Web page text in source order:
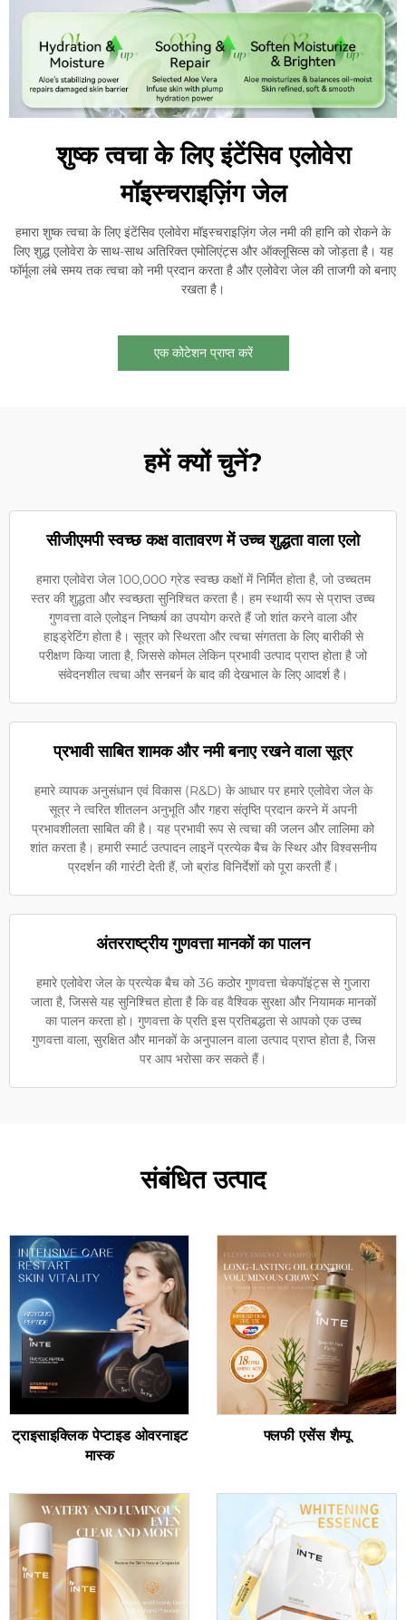
शुष्क त्वचा के लिए इंटेंसिव एलोवेरा
मॉइस्चराइज़िंग जेल
हमारा शुष्क त्वचा के लिए इंटेंसिव एलोवेरा मॉइस्चराइज़िंग जेल नमी की हानि को रोकने के
लिए शुद्ध एलोवेरा के साथ-साथ अतिरिक्त एमोलिएंट्स और ऑक्लूसिव्स को जोड़ता है। यह
फॉर्मूला लंबे समय तक त्वचा को नमी प्रदान करता है और एलोवेरा जेल की ताजगी को बनाए
रखता है।
एक कोटेशन प्राप्त करें
हमें क्यों चुनें?
सीजीएमपी स्वच्छ कक्ष वातावरण में उच्च शुद्धता वाला एलो
हमारा एलोवेरा जेल 100,000 ग्रेड स्वच्छ कक्षों में निर्मित होता है, जो उच्चतम
स्तर की शुद्धता और स्वच्छता सुनिश्चित करता है। हम स्थायी रूप से प्राप्त उच्च
गुणवत्ता वाले एलोइन निष्कर्ष का उपयोग करते हैं जो शांत करने वाला और
हाइड्रेटिंग होता है। सूत्र को स्थिरता और त्वचा संगतता के लिए बारीकी से
परीक्षण किया जाता है, जिससे कोमल लेकिन प्रभावी उत्पाद प्राप्त होता है जो
संवेदनशील त्वचा और सनबर्न के बाद की देखभाल के लिए आदर्श है।
प्रभावी साबित शामक और नमी बनाए रखने वाला सूत्र
हमारे व्यापक अनुसंधान एवं विकास (R&D) के आधार पर हमारे एलोवेरा जेल के
सूत्र ने त्वरित शीतलन अनुभूति और गहरा संतृप्ति प्रदान करने में अपनी
प्रभावशीलता साबित की है। यह प्रभावी रूप से त्वचा की जलन और लालिमा को
शांत करता है। हमारी स्मार्ट उत्पादन लाइनें प्रत्येक बैच के स्थिर और विश्वसनीय
प्रदर्शन की गारंटी देती हैं, जो ब्रांड विनिर्देशों को पूरा करती हैं।
अंतरराष्ट्रीय गुणवत्ता मानकों का पालन
हमारे एलोवेरा जेल के प्रत्येक बैच को 36 कठोर गुणवत्ता चेकपॉइंट्स से गुजारा
जाता है, जिससे यह सुनिश्चित होता है कि वह वैश्विक सुरक्षा और नियामक मानकों
का पालन करता हो। गुणवत्ता के प्रति इस प्रतिबद्धता से आपको एक उच्च
गुणवत्ता वाला, सुरक्षित और मानकों के अनुपालन वाला उत्पाद प्राप्त होता है, जिस
पर आप भरोसा कर सकते हैं।
संबंधित उत्पाद
ट्राइसाइक्लिक पेप्टाइड ओवरनाइट
मास्क
फ्लफी एसेंस शैम्पू